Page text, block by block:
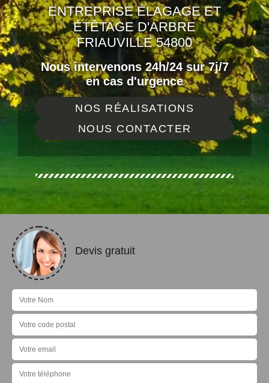
ENTREPRISE ÉLAGAGE ET
ÉTÊTAGE D'ARBRE
FRIAUVILLE 54800
Nous intervenons 24h/24 sur 7j/7
en cas d'urgence
NOS RÉALISATIONS
NOUS CONTACTER
Devis gratuit